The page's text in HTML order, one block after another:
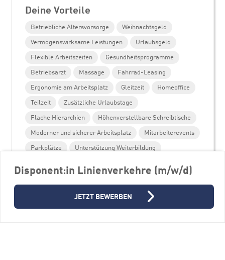
Disponent:in Linienverkehre (m/w/d)
JETZT BEWERBEN
Deine Vorteile
Betriebliche Altersvorsorge
Weihnachtsgeld
Vermögenswirksame Leistungen
Urlaubsgeld
Flexible Arbeitszeiten
Gesundheitsprogramme
Betriebsarzt
Massage
Fahrrad-Leasing
Ergonomie am Arbeitsplatz
Gleitzeit
Homeoffice
Teilzeit
Zusätzliche Urlaubstage
Flache Hierarchien
Höhenverstellbare Schreibtische
Moderner und sicherer Arbeitsplatz
Mitarbeiterevents
Parkplätze
Unterstützung Weiterbildung